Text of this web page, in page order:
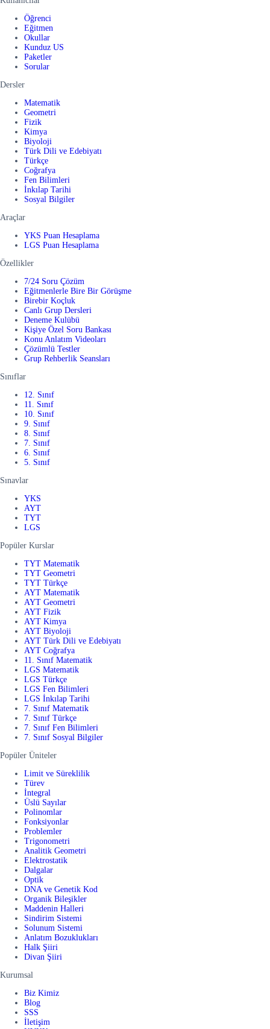
Öğrenci
Eğitmen
Okullar
Kunduz US
Paketler
Sorular
Dersler
Matematik
Geometri
Fizik
Kimya
Biyoloji
Türk Dili ve Edebiyatı
Türkçe
Coğrafya
Fen Bilimleri
İnkılap Tarihi
Sosyal Bilgiler
Araçlar
YKS Puan Hesaplama
LGS Puan Hesaplama
Özellikler
7/24 Soru Çözüm
Eğitmenlerle Bire Bir Görüşme
Birebir Koçluk
Canlı Grup Dersleri
Deneme Kulübü
Kişiye Özel Soru Bankası
Konu Anlatım Videoları
Çözümlü Testler
Grup Rehberlik Seansları
Sınıflar
12. Sınıf
11. Sınıf
10. Sınıf
9. Sınıf
8. Sınıf
7. Sınıf
6. Sınıf
5. Sınıf
Sınavlar
YKS
AYT
TYT
LGS
Popüler Kurslar
TYT Matematik
TYT Geometri
TYT Türkçe
AYT Matematik
AYT Geometri
AYT Fizik
AYT Kimya
AYT Biyoloji
AYT Türk Dili ve Edebiyatı
AYT Coğrafya
11. Sınıf Matematik
LGS Matematik
LGS Türkçe
LGS Fen Bilimleri
LGS İnkılap Tarihi
7. Sınıf Matematik
7. Sınıf Türkçe
7. Sınıf Fen Bilimleri
7. Sınıf Sosyal Bilgiler
Popüler Üniteler
Limit ve Süreklilik
Türev
İntegral
Üslü Sayılar
Polinomlar
Fonksiyonlar
Problemler
Trigonometri
Analitik Geometri
Elektrostatik
Dalgalar
Optik
DNA ve Genetik Kod
Organik Bileşikler
Maddenin Halleri
Sindirim Sistemi
Solunum Sistemi
Anlatım Bozuklukları
Halk Şiiri
Divan Şiiri
Kurumsal
Biz Kimiz
Blog
SSS
İletişim